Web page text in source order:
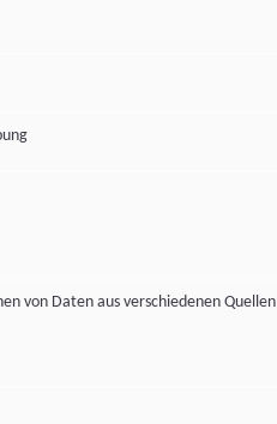
von Daten aus verschiedenen Quellen